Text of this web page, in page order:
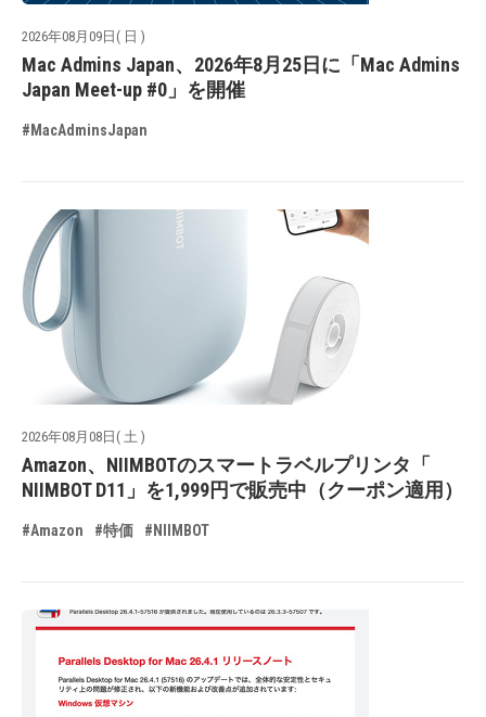
2026年08月09日( 日 )
Mac Admins Japan、2026年8月25日に「Mac Admins
Japan Meet-up #0」を開催
#MacAdminsJapan
2026年08月08日( 土 )
Amazon、NIIMBOTのスマートラベルプリンタ「
NIIMBOT D11」を1,999円で販売中（クーポン適用）
#Amazon #特価 #NIIMBOT